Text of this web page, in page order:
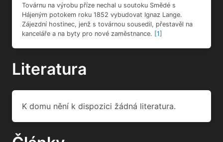
Továrnu na výrobu příze nechal u soutoku Smědé s
Hájeným potokem roku 1852 vybudovat Ignaz Lange.
Zájezdní hostinec, jenž s továrnou sousedil, přestavěl na
kanceláře a na byty pro nové zaměstnance. [1]
Literatura
K domu nění k dispozici žádná literatura.